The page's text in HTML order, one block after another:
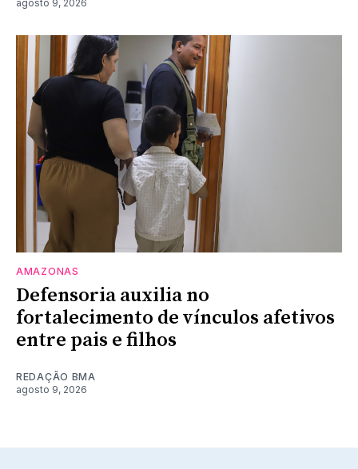
agosto 9, 2026
AMAZONAS
Defensoria auxilia no
fortalecimento de vínculos afetivos
entre pais e filhos
REDAÇÃO BMA
agosto 9, 2026